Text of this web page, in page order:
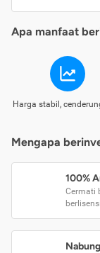
Apa manfaat
Harga stabil,
Mengapa
100%
Cermati